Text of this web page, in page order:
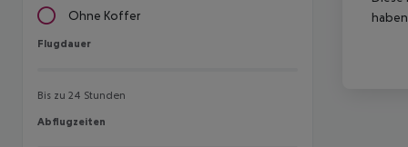
Ohne Koffer
Flugdauer
Flugdauer
Bis zu 24 Stunden
Abflugzeiten
Abflugzeiten